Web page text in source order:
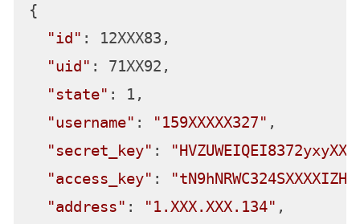
{
"id" : 12XXX83,
"uid" : 71XX92,
"state" : 1,
"username" : "159XXXXX327" ,
"secret_key" :
"access_key" :
"address" : "1.XXX.XXX.134" ,